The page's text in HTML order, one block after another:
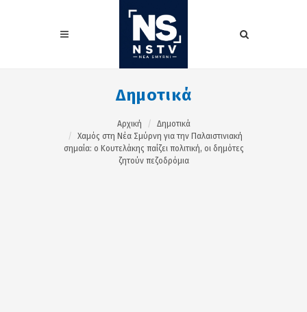
Δημοτικά
Αρχική
Δημοτικά
Χαμός στη Νέα Σμύρνη για την Παλαιστινιακή
σημαία: ο Κουτελάκης παίζει πολιτική, οι δημότες
ζητούν πεζοδρόμια